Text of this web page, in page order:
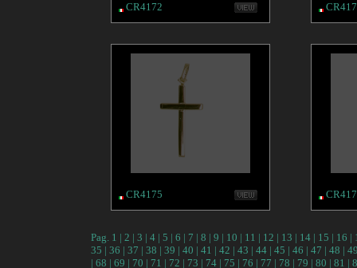
CR4172
CR4175
Pag. 1 | 2 | 3 | 4| 5 | 6 | 7 | 8 | 9 | 10 | 11 | 12 | 13 | 14| 15 | 16 |
35 | 36 | 37 | 38 | 39 | 40 | 41 | 42 | 43 | 44| 45 | 46 | 47 | 48 |
| 68 | 69 | 70 | 71 | 72 | 73 | 74| 75 | 76 | 77 | 78 | 79 | 80 | 81 |